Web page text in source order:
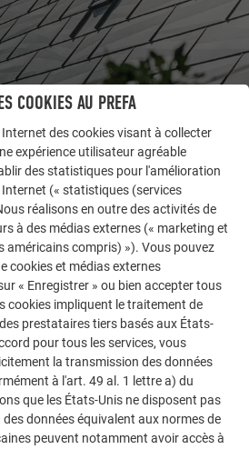
PREFA démontre la
Découvrez d’autres projets
les solutions en aluminium
toitures, systèmes solaires et
RÉFÉRENCES
COOKIES AU PREFA
des cookies visant à collecter
expérience utilisateur agréable
des statistiques pour l'amélioration
(« statistiques (services
réalisons en outre des activités de
à des médias externes (« marketing et
américains compris) »). Vous pouvez
cookies et médias externes
« Enregistrer » ou bien accepter tous
cookies impliquent le traitement de
prestataires tiers basés aux États-
pour tous les services, vous
la transmission des données
à l'art. 49 al. 1 lettre a) du
que les États-Unis ne disposent pas
données équivalent aux normes de
peuvent notamment avoir accès à